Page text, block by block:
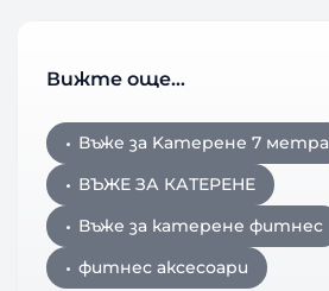
Вижте още…
Въже за Kатерене 7 метра
ВЪЖЕ ЗА КАТЕРЕНЕ
Въже за катерене фитнес
фитнес аксесоари